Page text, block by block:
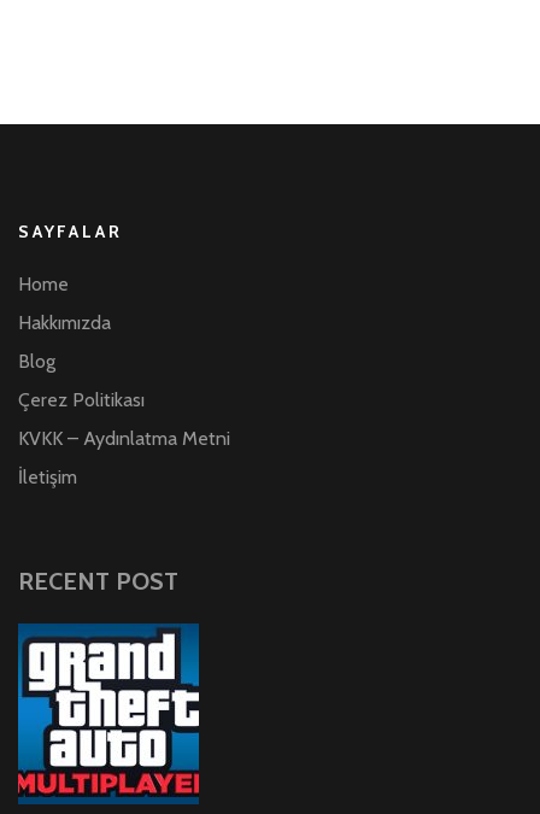
SAYFALAR
Home
Hakkımızda
Blog
Çerez Politikası
KVKK – Aydınlatma Metni
İletişim
RECENT POST